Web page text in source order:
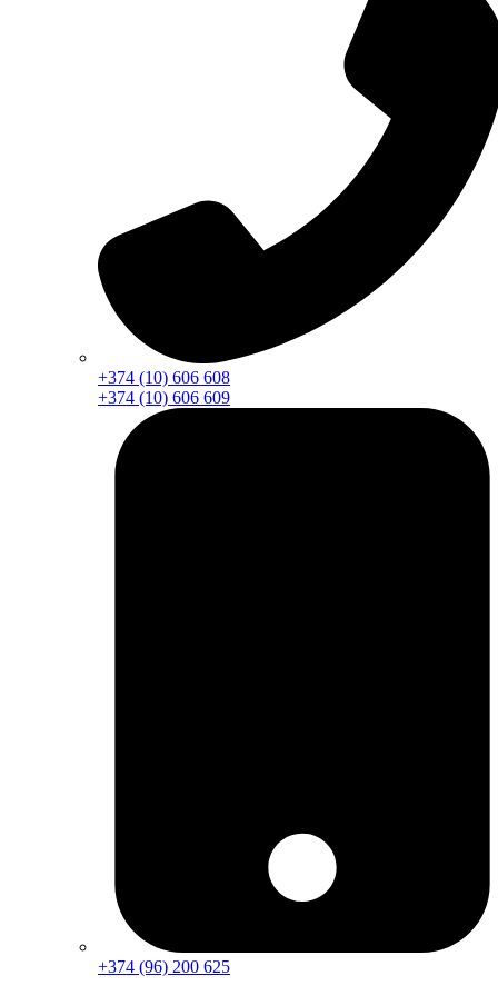
+374 (10) 606 608
+374 (10) 606 609
+374 (96) 200 625